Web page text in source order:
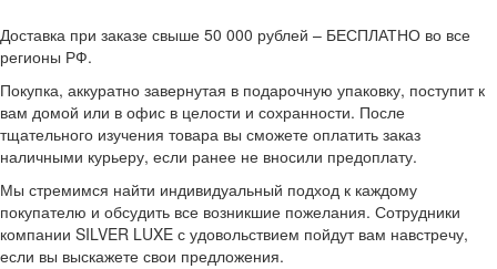
Доставка при заказе свыше 50 000 рублей – БЕСПЛАТНО во все
регионы РФ.
Покупка, аккуратно завернутая в подарочную упаковку, поступит к
вам домой или в офис в целости и сохранности. После
тщательного изучения товара вы сможете оплатить заказ
наличными курьеру, если ранее не вносили предоплату.
Мы стремимся найти индивидуальный подход к каждому
покупателю и обсудить все возникшие пожелания. Сотрудники
компании SILVER LUXE с удовольствием пойдут вам навстречу,
если вы выскажете свои предложения.